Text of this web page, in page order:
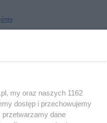
my oraz naszych 1162
dostęp i przechowujemy
przetwarzamy dane